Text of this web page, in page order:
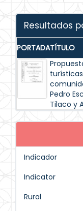
Resultados
PORTADATÍTULO
Pedro
Tilaco y
Indicador
Indicator
Rural